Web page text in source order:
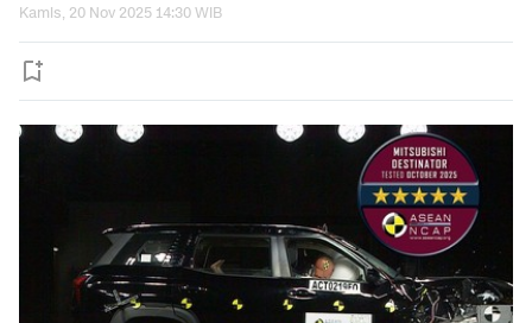
Kamis, 20 Nov 2025 14:30 WIB